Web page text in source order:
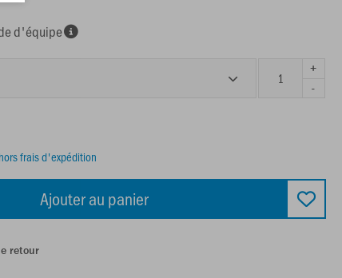
d'équipe
+
-
hors frais d'expédition
Ajouter au panier
retour